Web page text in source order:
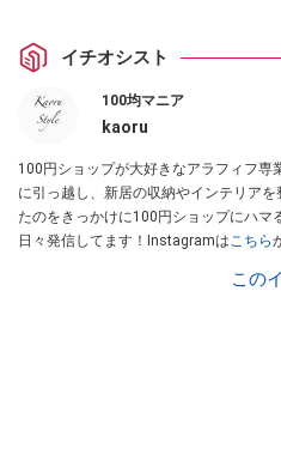
イチオシスト
100均マニア
kaoru
100円ショップが大好きなアラフィフ専業主婦！ 2018年に念願
に引っ越し、新居の収納やインテリア
たのをきっかけに100円ショップにハマる。 100円ショップで購入した
日々発信してます！Instagramはこちら
この